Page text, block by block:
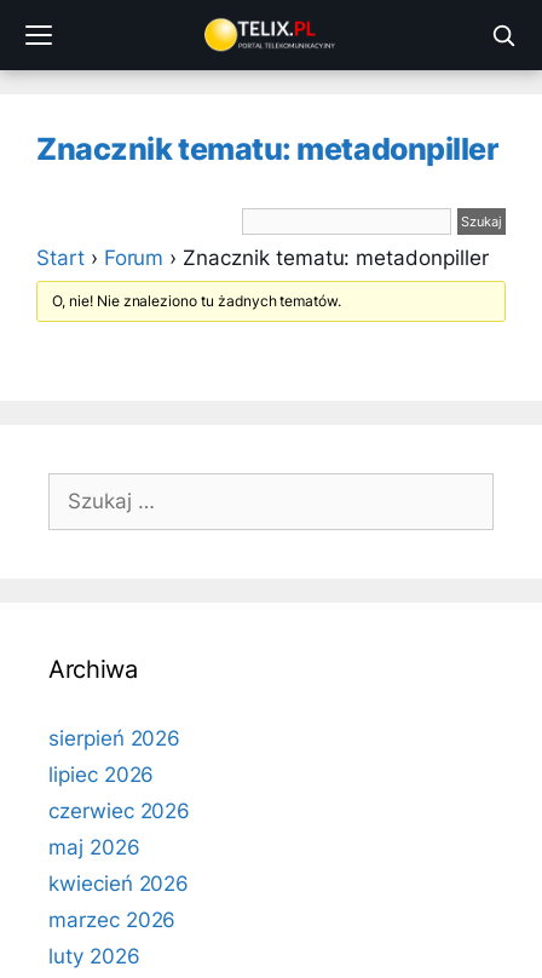
treści
Znacznik tematu: metadonpiller
Start › Forum › Znacznik tematu: metadonpiller
O, nie! Nie znaleziono tu żadnych tematów.
Szukaj:
Archiwa
sierpień 2026
lipiec 2026
czerwiec 2026
maj 2026
kwiecień 2026
marzec 2026
luty 2026